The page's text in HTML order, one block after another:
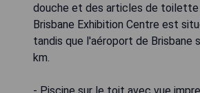
douche et des articles de toilette
Brisbane Exhibition Centre est
tandis que l'aéroport de Brisbane
km.